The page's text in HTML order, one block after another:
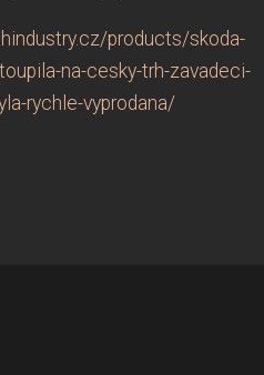
products/skoda-
na-cesky-trh-zavadeci-
rychle-vyprodana/